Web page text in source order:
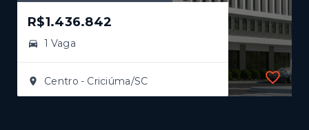
R$1.436.842
1 Vaga
Centro - Criciúma/SC